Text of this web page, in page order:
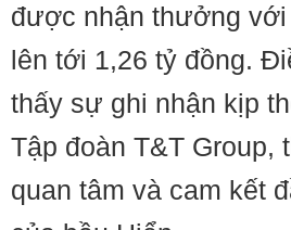
được nhận thưởng với
lên tới 1,26 tỷ đồng.
thấy sự ghi nhận kịp
Tập đoàn T&T Group,
quan tâm và cam kết